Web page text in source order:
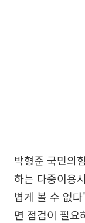
박형준 국민의
하는 다중이용
볍게 볼 수 없
면 점검이 필요